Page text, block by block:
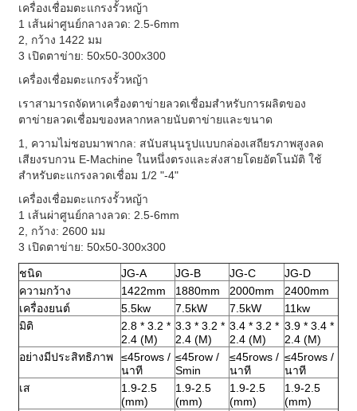
เครื่องเชื่อมตะแกรงรั้วหญ้า
1 เส้นผ่าศูนย์กลางลวด: 2.5-6mm
2, กว้าง 1422 มม
3 เปิดตาข่าย: 50x50-300x300
เครื่องเชื่อมตะแกรงรั้วหญ้า
เราสามารถจัดหาเครื่องตาข่ายลวดเชื่อมสำหรับการผลิตของ
ตาข่ายลวดเชื่อมของหลากหลายนับตาข่ายและขนาด
1, ความไม่ชอบมาพากล: สนับสนุนรูปแบบกล่องเสถียรภาพสูงลด
เสียงรบกวน E-Machine ในหนึ่งตรงและส่งสายโดยอัตโนมัติ ใช้
สำหรับตะแกรงลวดเชื่อม 1/2 "-4"
เครื่องเชื่อมตะแกรงรั้วหญ้า
1 เส้นผ่าศูนย์กลางลวด: 2.5-6mm
2, กว้าง: 2600 มม
3 เปิดตาข่าย: 50x50-300x300
ชนิด JG-A JG-B JG-C
JG-D
ความกว้าง
1422mm 1880mm 2000mm
2400mm
เครื่องยนต์
5.5kw 7.5kW 7.5kW
11kw
มิติ
2.8 * 3.2 *
2.4 (M)
3.3 * 3.2 *
2.4 (M)
3.4 * 3.2 *
2.4 (M)
3.9 * 3.4 *
2.4 (M)
อย่างมีประสิทธิภาพ
≤45rows /
นาที
≤45row /
Smin
≤45rows /
นาที
≤45rows /
นาที
เส
1.9-2.5
(mm)
1.9-2.5
(mm)
1.9-2.5
(mm)
1.9-2.5
(mm)